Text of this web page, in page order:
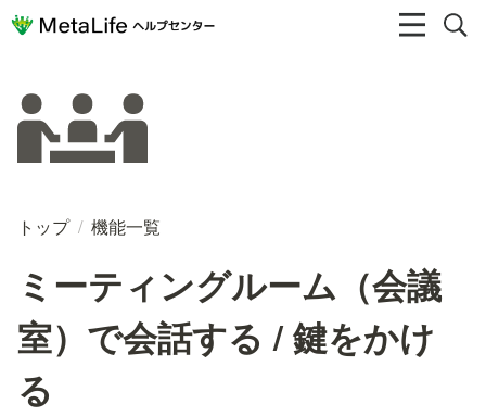
トップ / 機能一覧
ミーティングルーム（会議
室）で会話する / 鍵をかけ
る